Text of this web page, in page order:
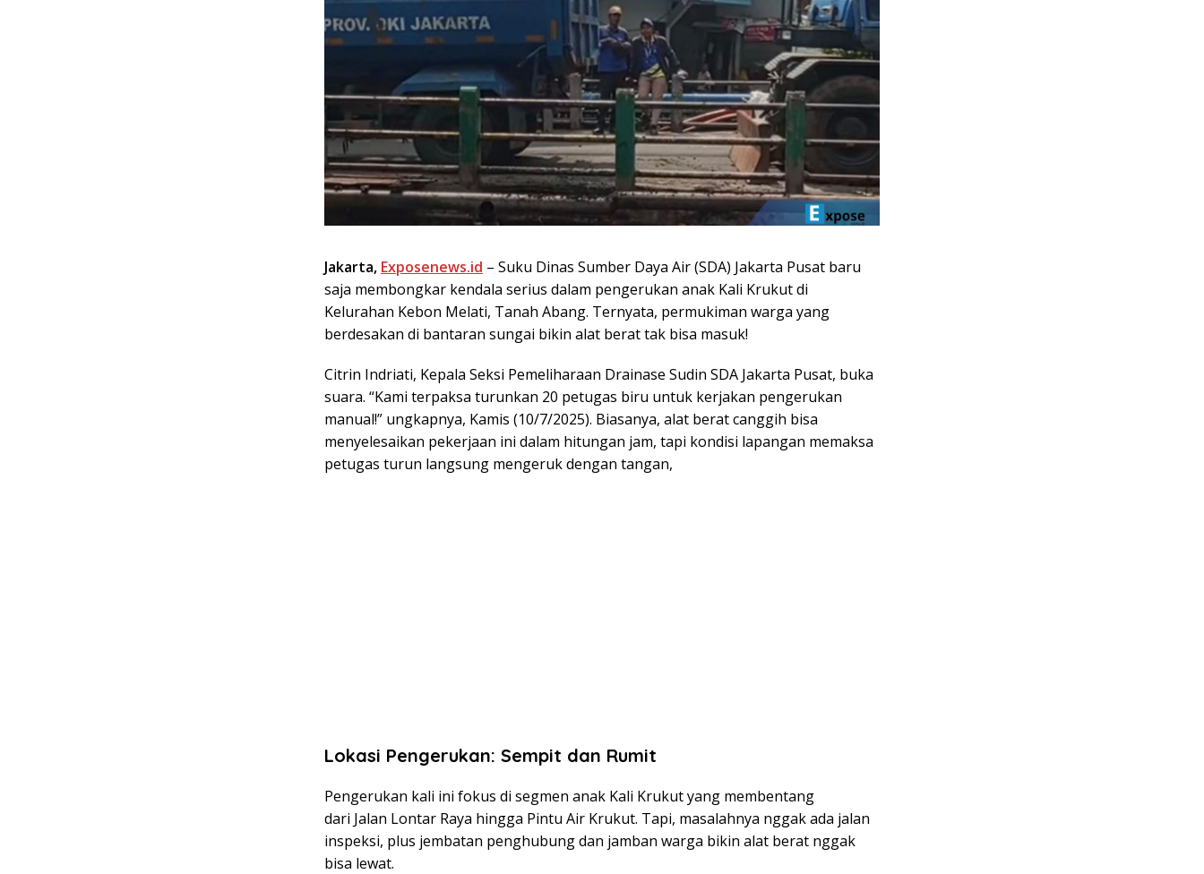
Jakarta, Exposenews.id – Suku Dinas Sumber Daya Air (SDA) Jakarta Pusat baru
saja membongkar kendala serius dalam pengerukan anak Kali Krukut di
Kelurahan Kebon Melati, Tanah Abang. Ternyata, permukiman warga yang
berdesakan di bantaran sungai bikin alat berat tak bisa masuk!
Citrin Indriati, Kepala Seksi Pemeliharaan Drainase Sudin SDA Jakarta Pusat, buka
suara. “Kami terpaksa turunkan 20 petugas biru untuk kerjakan pengerukan
manual!” ungkapnya, Kamis (10/7/2025). Biasanya, alat berat canggih bisa
menyelesaikan pekerjaan ini dalam hitungan jam, tapi kondisi lapangan memaksa
petugas turun langsung mengeruk dengan tangan,
Lokasi Pengerukan: Sempit dan Rumit
Pengerukan kali ini fokus di segmen anak Kali Krukut yang membentang
dari Jalan Lontar Raya hingga Pintu Air Krukut. Tapi, masalahnya nggak ada jalan
inspeksi, plus jembatan penghubung dan jamban warga bikin alat berat nggak
bisa lewat.